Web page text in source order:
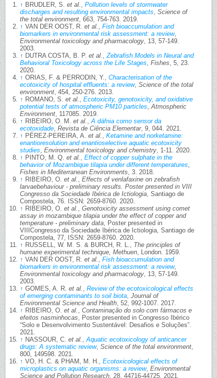
↑ BRUDLER, S. et al.
Pollution levels of stormwater
discharges and resulting environmental impacts Science of
the total environment , 663, 754-763. 2019.
↑ VAN DER OOST, R. et al.
Fish bioaccumulation and
biomarkers in environmental risk assessment: a review,
Environmental toxicology and pharmacology , 13, 57-149.
2003.
↑ DUTRA COSTA, B. P. et al.
Zebrafish Models in Neural and
Behavioral Toxicology across the Life Stages Fishes , 5, 23.
2020.
↑ ORIAS, F. & PERRODIN, Y., Characterisation of the
ecotoxicity of hospital effluents: a review, Science of the total
environment , 454, 250-276. 2013.
↑ ROMANO, S. et al.
Ecotoxicity, genotoxicity, and oxidative
potential tests of atmospheric PM10 particles Atmospheric
Environment , 117085. 2019.
↑ RIBEIRO, O. M. et al.
A dáfnia como sensor da
ecotoxidade Revista de Ciência Elementar, 9, 044. 2021.
↑ PÉREZ-PEREIRA, A. et al.
Ketamine and norketamine:
enantioresolution and enantioselective aquatic ecotoxicity
studies Environmental toxicology and chemistry , 1-11. 2020.
↑ PINTO, M. Q. et al.
Effect of copper sulphate in the
behavior of Mozambique tilapia under different temperatures
Fishes in Mediterranean Environments , 3. 2018.
↑ RIBEIRO, O. et al.
Effects of venlafaxine on zebrafish
larvaebehaviour - preliminary results. Poster presented in VIII
Congresso da Sociedade Ibérica de Ictiologia , Santiago de
Compostela, 76. ISSN: 2659-8760. 2020.
↑ RIBEIRO, O. et al.
Genotoxicity assessment using comet
assay in mozambique tilapia under the effect of copper and
temperature - preliminary data , Poster presented in
VIIICongresso da Sociedade Ibérica de Ictiologia, Santiago de
Compostela, 77, ISSN: 2659-8760. 2020.
↑ RUSSELL, W. M. S. & BURCH, R. L., The principles of
humane experimental technique, Methuen , London. 1959.
↑ VAN DER OOST, R. et al.
Fish bioaccumulation and
biomarkers in environmental risk assessment: a review,
Environmental toxicology and pharmacology , 13, 57-149.
2003.
↑ GOMES, A. R. et al.
Review of the ecotoxicological effects
of emerging contaminants to soil biota Journal of
Environmental Science and Health , 52, 992-1007. 2017.
↑ RIBEIRO, O. et al.
Contaminação do solo com fármacos e
efeitos nasminhocas , Poster presented in Congresso Ibérico
“Solo e Desenvolvimento Sustentável: Desafios e Soluções”.
2021.
↑ NASSOUR, C. et al.
Aquatic ecotoxicology of anticancer
drugs: A systematic review, Science of the total environment
800, 149598. 2021.
↑ VO, H. C. & PHAM, M. H., Ecotoxicological effects of
microplastics on aquatic organisms: a review, Environmental
Science and Pollution Research , 28, 44716-44725. 2021.